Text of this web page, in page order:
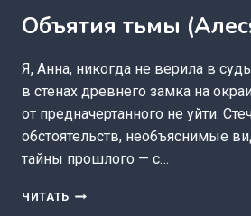
Объятия тьмы
Я, Анна, никогда не верила в
в стенах древнего замка на
от предначертанного не уйти.
обстоятельств, необъяснимые
тайны прошлого — с…
ЧИТАТЬ ОБЪЯТИЯ